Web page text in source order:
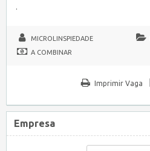
.
MICROLINSPIEDADE
A COMBINAR
Imprimir Vaga
Empresa